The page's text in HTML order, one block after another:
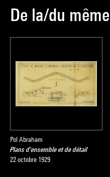
De la/du
Pol Abraham
Plans d'ensemble et de détail
22 octobre 1929